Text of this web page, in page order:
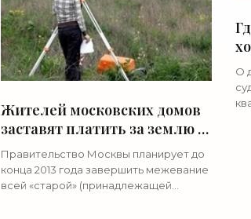
О
Жителей московских домов
заставят платить за землю -
«Недвижимость»
Правительство Москвы планирует до
конца 2013 года завершить межевание
всей «старой» (принадлежащей